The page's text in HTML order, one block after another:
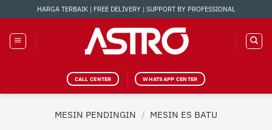
to
content
HARGA TERBAIK | FREE DELIVERY | SUPPORT BY PROFESSIONAL
CALL CENTER WHATSAPP CENTER
MESIN PENDINGIN / MESIN ES BATU